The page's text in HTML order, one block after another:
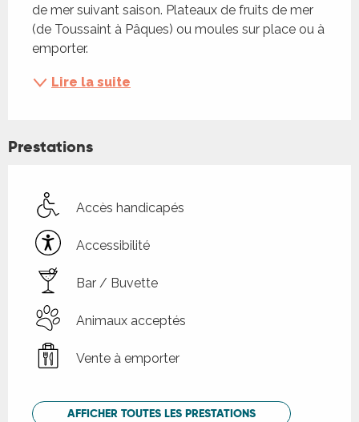
de mer suivant saison. Plateaux de fruits de mer
(de Toussaint à Pâques) ou moules sur place ou à
emporter.
Lire la suite
Prestations
Accès handicapés
Accessibilité
Bar / Buvette
Animaux acceptés
Vente à emporter
AFFICHER TOUTES LES PRESTATIONS